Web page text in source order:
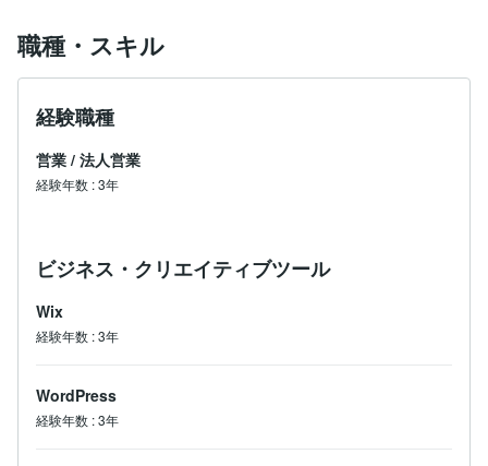
職種・スキル
経験職種
営業 / 法人営業
経験年数 :3年
ビジネス・クリエイティブツール
Wix
経験年数 :3年
WordPress
経験年数 :3年